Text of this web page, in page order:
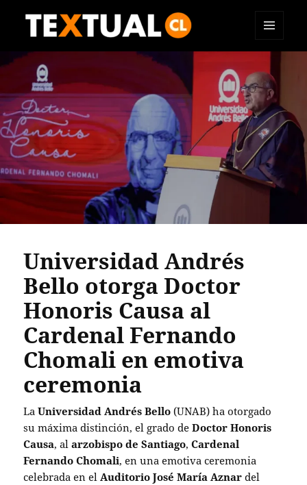
TEXTUAL
Universidad Andrés
Bello otorga Doctor
Honoris Causa al
Cardenal Fernando
Chomali en emotiva
ceremonia
LaUniversidad Andrés Bello (UNAB) ha otorgado
su máxima distinción, el grado deDoctor Honoris
Causa, alarzobispo de Santiago,Cardenal
Fernando Chomali, en una emotiva ceremonia
celebrada en elAuditorio José María Aznar del